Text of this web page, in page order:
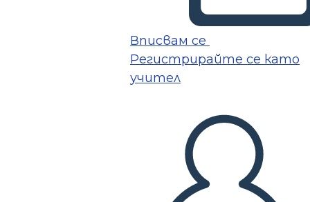
Вписвам се
Регистрирайте се като
учител